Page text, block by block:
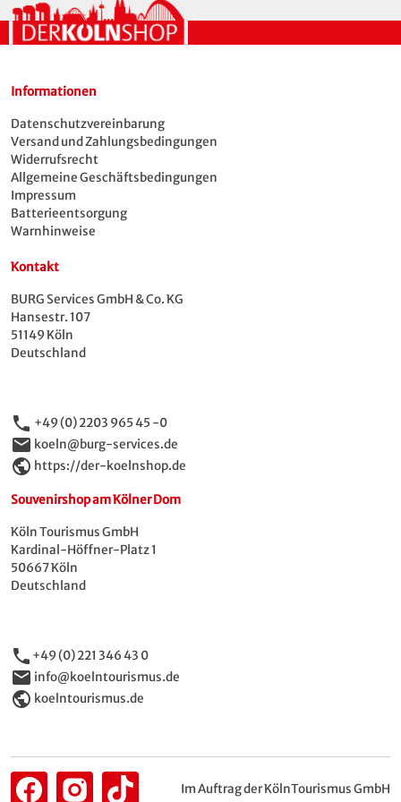
Gelegenheiten. Der hochwertige Druck sorgt
dafür, dass das Dom-Motiv lange klar und
farbstark bleibt.
Perfekt als Geschenk für Köln-Fans, Karneval,
Souvenir mit Skyline-Motiv.
Produktdetails:
taillierter Schnitt, Rundhalsausschnitt
Farbe: pink
Design: Skyline
Informationen
Datenschutzvereinbarung
Versand und Zahlungsbedingungen
Widerrufsrecht
Allgemeine Geschäftsbedingungen
Impressum
Batterieentsorgung
Warnhinweise
Kontakt
BURG Services GmbH & Co. KG
Hansestr. 107
51149 Köln
Deutschland
phone +49 (0) 2203 965 45 -0
email koeln@burg-services.de
public https://der-koelnshop.de
Souvenirshop am Kölner Dom
Köln Tourismus GmbH
Kardinal-Höffner-Platz 1
50667 Köln
Deutschland
phone +49 (0) 221 346 43 0
email info@koelntourismus.de
public koelntourismus.de
Im Auftrag der KölnTourismus GmbH